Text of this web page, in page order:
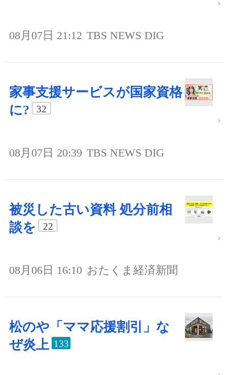
08月07日 21:12 TBS NEWS DIG
家事支援サービスが国家資格
に?
32
08月07日 20:39 TBS NEWS DIG
被災した古い資料 処分前相
談を
22
08月06日 16:10 おたくま経済新聞
松のや「ママ応援割引」な
ぜ炎上 133